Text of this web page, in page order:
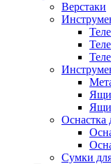
Верстаки
Оснастка
Сумки